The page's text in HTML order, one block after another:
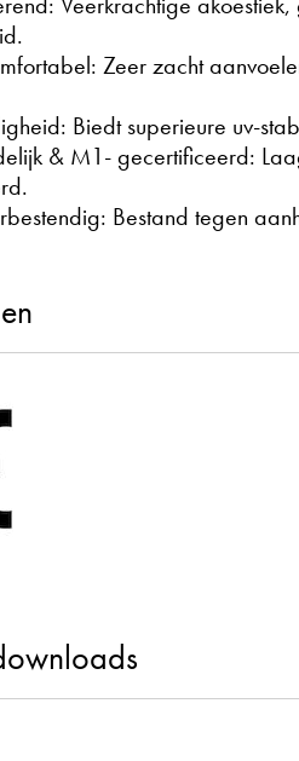
Zeer zacht
Biedt superieure uv-
& M1- gecertificeerd:
Bestand tegen